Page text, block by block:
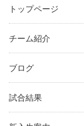
トップページ
チーム紹介
ブログ
試合結果